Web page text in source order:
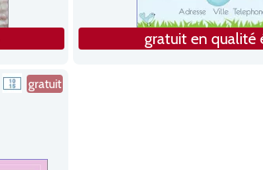
gratuit en qualité
gratuit